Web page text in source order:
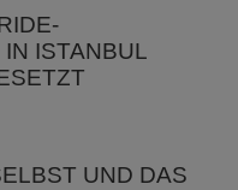
ISTANBUL
UND DAS